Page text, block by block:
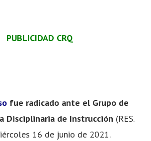
PUBLICIDAD CRQ
fue radicado ante el Grupo de
Disciplinaria de Instrucción (RES.
16 de junio de 2021.